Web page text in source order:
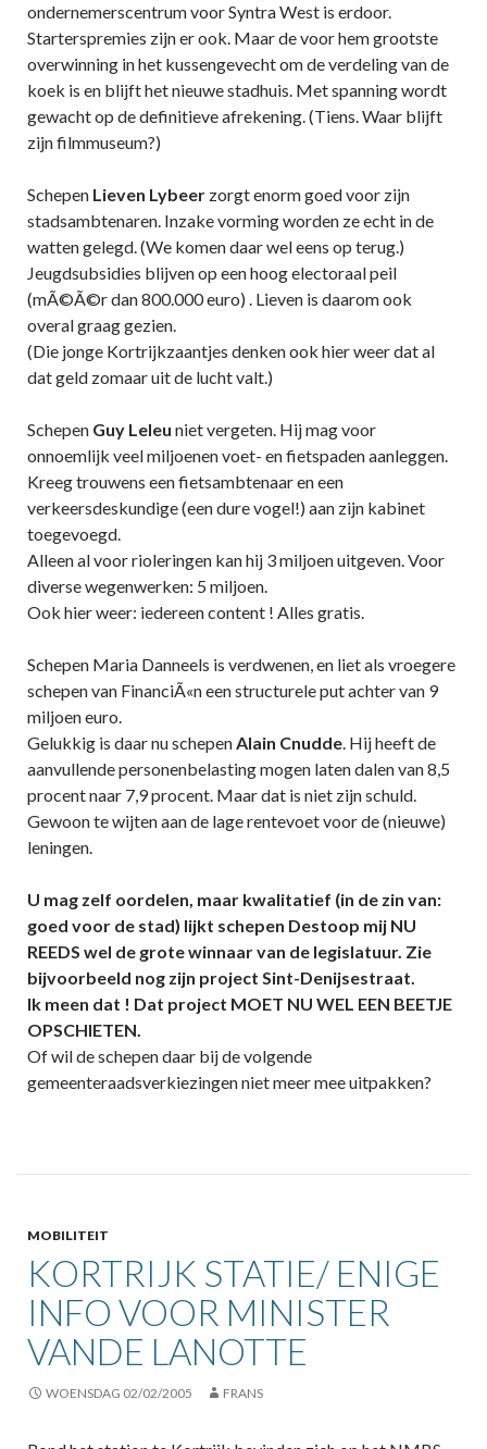
ondernemerscentrum voor Syntra West is erdoor.
Starterspremies zijn er ook. Maar de voor hem grootste
overwinning in het kussengevecht om de verdeling van de
koek is en blijft het nieuwe stadhuis. Met spanning wordt
gewacht op de definitieve afrekening. (Tiens. Waar blijft
zijn filmmuseum?)
Schepen Lieven Lybeer zorgt enorm goed voor zijn
stadsambtenaren. Inzake vorming worden ze echt in de
watten gelegd. (We komen daar wel eens op terug.)
Jeugdsubsidies blijven op een hoog electoraal peil
(mÃ©Ã©r dan 800.000 euro) . Lieven is daarom ook
overal graag gezien.
(Die jonge Kortrijkzaantjes denken ook hier weer dat al
dat geld zomaar uit de lucht valt.)
Schepen Guy Leleu niet vergeten. Hij mag voor
onnoemlijk veel miljoenen voet- en fietspaden aanleggen.
Kreeg trouwens een fietsambtenaar en een
verkeersdeskundige (een dure vogel!) aan zijn kabinet
toegevoegd.
Alleen al voor rioleringen kan hij 3 miljoen uitgeven. Voor
diverse wegenwerken: 5 miljoen.
Ook hier weer: iedereen content ! Alles gratis.
Schepen Maria Danneels is verdwenen, en liet als vroegere
schepen van FinanciÃ«n een structurele put achter van 9
miljoen euro.
Gelukkig is daar nu schepenAlain Cnudde. Hij heeft de
aanvullende personenbelasting mogen laten dalen van 8,5
procent naar 7,9 procent. Maar dat is niet zijn schuld.
Gewoon te wijten aan de lage rentevoet voor de (nieuwe)
leningen.
U mag zelf oordelen, maar kwalitatief (in de zin van:
goed voor de stad) lijkt schepen Destoop mij NU
REEDS wel de grote winnaar van de legislatuur. Zie
bijvoorbeeld nog zijn project Sint-Denijsestraat.
Ik meen dat ! Dat project MOET NU WEL EEN BEETJE
OPSCHIETEN.
Of wil de schepen daar bij de volgende
gemeenteraadsverkiezingen niet meer mee uitpakken?
MOBILITEIT
KORTRIJK STATIE/ ENIGE
INFO VOOR MINISTER
VANDE LANOTTE
WOENSDAG 02/02/2005 FRANS